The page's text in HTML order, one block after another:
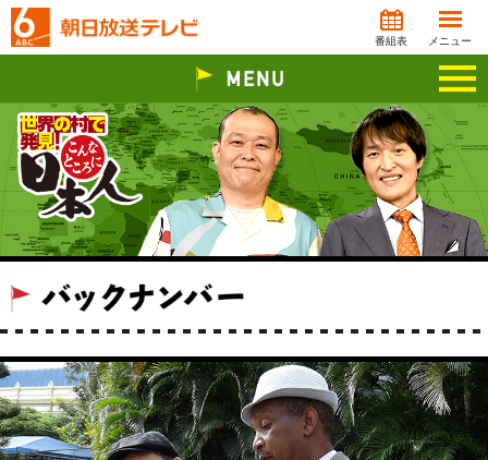
番組表 メニュー